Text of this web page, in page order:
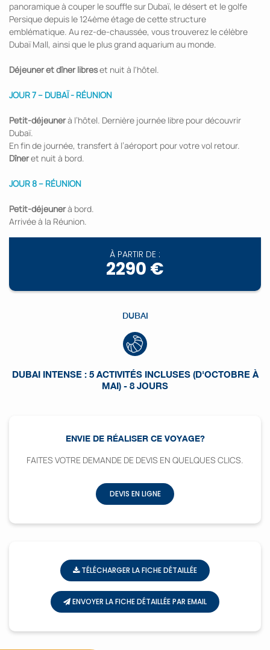
panoramique à couper le souffle sur Dubaï, le désert et le golfe
Persique depuis le 124ème étage de cette structure
emblématique. Au rez-de-chaussée, vous trouverez le célèbre
Dubaï Mall, ainsi que le plus grand aquarium au monde.
Déjeuner et dîner libreset nuit à l'hôtel.
JOUR 7 – DUBAÏ - RÉUNION
Petit-déjeunerà l’hôtel. Dernière journée libre pour découvrir
Dubaï.
En fin de journée, transfert à l’aéroport pour votre vol retour.
Dîneret nuit à bord.
JOUR 8 – RÉUNION
Petit-déjeunerà bord.
Arrivée à la Réunion.
À PARTIR DE :
2290 €
DUBAI
DUBAI INTENSE : 5 ACTIVITÉS INCLUSES (D'OCTOBRE À
MAI) - 8 JOURS
ENVIE DE RÉALISER CE VOYAGE?
FAITES VOTRE DEMANDE DE DEVIS EN QUELQUES CLICS.
DEVIS EN LIGNE
TÉLÉCHARGER LA FICHE DÉTAILLÉE
ENVOYER LA FICHE DÉTAILLÉE PAR EMAIL